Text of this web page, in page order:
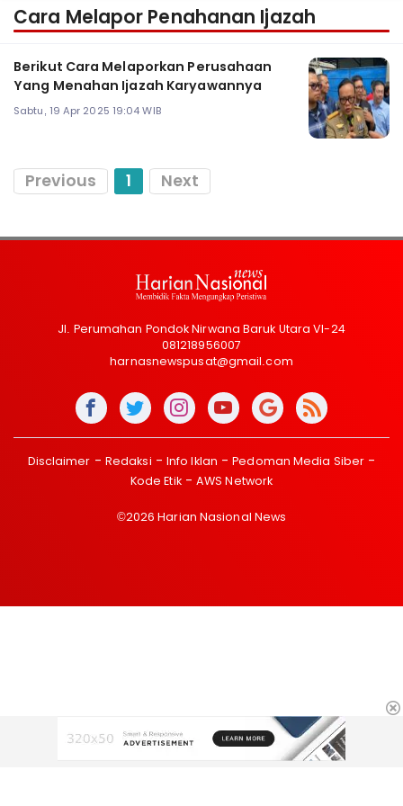
Cara Melapor Penahanan Ijazah
Berikut Cara Melaporkan Perusahaan
Yang Menahan Ijazah Karyawannya
Sabtu, 19 Apr 2025 19:04 WIB
Previous 1 Next
Jl. Perumahan Pondok Nirwana Baruk Utara VI-24
081218956007
harnasnewspusat@gmail.com
Disclaimer Redaksi Info Iklan
Pedoman Media Siber
Kode Etik
AWS Network
©2026 Harian Nasional News